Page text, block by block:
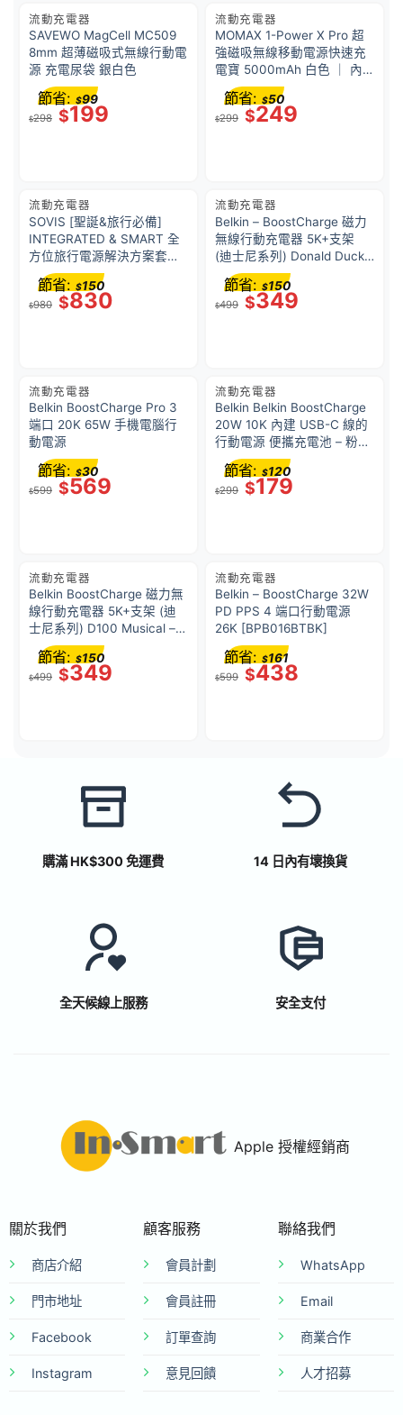
流動充電器
SAVEWO MagCell MC509
8mm 超薄磁吸式無線行動電
源 充電尿袋 銀白色
$298 $199
節省: $99
流動充電器
MOMAX 1-Power X Pro 超
強磁吸無線移動電源快速充
電寶 5000mAh 白色 ｜ 內
置 USB-C 線 20W PD ｜ 鋅
合金支架
$299 $249
節省: $50
流動充電器
SOVIS [聖誕&旅行必備]
INTEGRATED & SMART 全
方位旅行電源解決方案套裝
Red
$980 $830
節省: $150
流動充電器
Belkin – BoostCharge 磁力
無線行動充電器 5K+支架
(迪士尼系列) Donald Duck
唐老鴨 BPD004QCNB-DY
$499 $349
節省: $150
流動充電器
Belkin BoostCharge Pro 3
端口 20K 65W 手機電腦行
動電源
$599 $569
節省: $30
流動充電器
Belkin Belkin BoostCharge
20W 10K 內建 USB-C 線的
行動電源 便攜充電池 – 粉紅
色 BPB021fqPK
$299 $179
節省: $120
流動充電器
Belkin BoostCharge 磁力無
線行動充電器 5K+支架 (迪
士尼系列) D100 Musical –
BPD004QCRD-DY
$499 $349
節省: $150
流動充電器
Belkin – BoostCharge 32W
PD PPS 4 端口行動電源
26K [BPB016BTBK]
$599 $438
節省: $161
購滿 HK$300 免運費 14 日內有壞換貨
全天候線上服務 安全支付
Apple 授權經銷商
關於我們
商店介紹
門市地址
Facebook
Instagram
顧客服務
會員計劃
會員註冊
訂單查詢
意見回饋
聯絡我們
WhatsApp
Email
商業合作
人才招募